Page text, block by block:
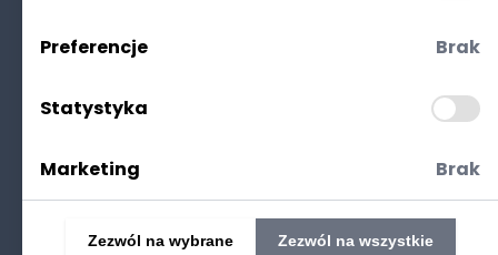
Polityka prywatności
Preferencje Brak
Statystyka
Marketing Brak
Zezwól na wybrane Zezwól na wszystkie